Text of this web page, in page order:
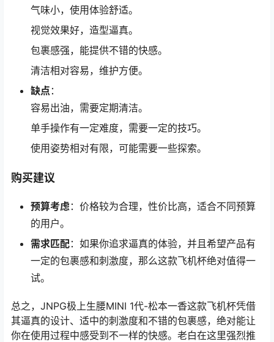
气味小，使用体验舒适。
视觉效果好，造型逼真。
包裹感强，能提供不错的快感。
清洁相对容易，维护方便。
缺点 ：
容易出油，需要定期清洁。
单手操作有一定难度，需要一定的技巧。
使用姿势相对有限，可能需要一些探索。
购买建议
预算考虑：价格较为合理，性价比高，适合不同预算
的用户。
需求匹配：如果你追求逼真的体验，并且希望产品有
一定的包裹感和刺激度，那么这款飞机杯绝对值得一
试。
总之，JNPG极上生腰MINI 1代-松本一香这款飞机杯凭借
其逼真的设计、适中的刺激度和不错的包裹感，绝对能让
你在使用过程中感受到不一样的快感。老白在这里强烈推